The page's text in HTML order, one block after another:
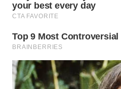
DEPOK
WN
TAPANULI
UTARA